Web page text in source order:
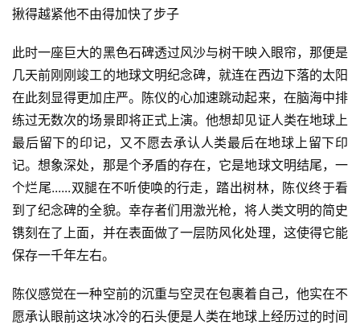
揪得越紧他不由得加快了步子
此时一座巨大的黑色石碑透过风沙与树干映入眼帘，那便是
几天前刚刚竣工的地球文明纪念碑，就连在西边下落的太阳
在此刻显得更加庄严。陈仪的心加速跳动起来，在脑海中排
练过无数次的场景即将正式上演。他想却见证人类在地球上
最后留下的印记，又不愿去承认人类最后在地球上留下印
记。想象深处，那是个矛盾的存在，它是地球文明结尾，一
个烂尾......双腿在不听使唤的行走，踏出树林，陈仪终于看
到了纪念碑的全貌。幸存者们用激光枪，将人类文明的简史
镌刻在了上面，并在表面做了一层防风化处理，这使得它能
保存一千年左右。
陈仪感觉在一种空前的沉重与空灵在包裹着自己，他实在不
愿承认眼前这块冰冷的石头便是人类在地球上经历过的时间